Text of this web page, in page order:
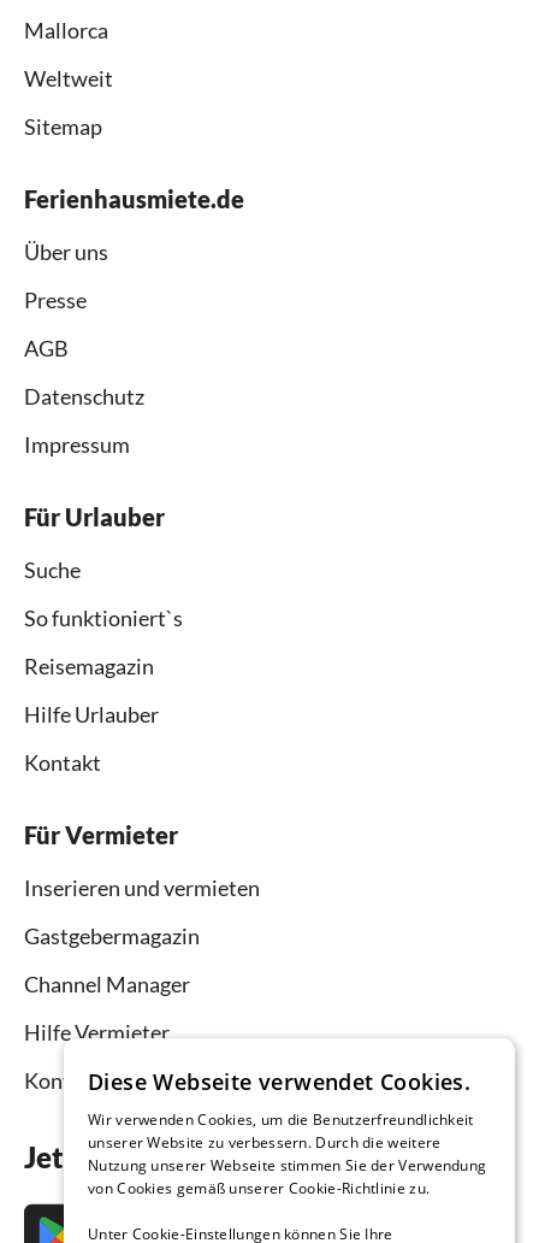
Mallorca
Weltweit
Sitemap
Ferienhausmiete.de
Über uns
Presse
AGB
Datenschutz
Impressum
Für Urlauber
Suche
So funktioniert`s
Reisemagazin
Hilfe Urlauber
Kontakt
Für Vermieter
Inserieren und vermieten
Gastgebermagazin
Channel Manager
Hilfe Vermieter
Kontakt
Jetzt die App downloaden
Diese Webseite verwendet Cookies.
Wir verwenden Cookies, um die Benutzerfreundlichkeit
unserer Website zu verbessern. Durch die weitere
Nutzung unserer Webseite stimmen Sie der Verwendung
von Cookies gemäß unserer Cookie-Richtlinie zu.
Unter Cookie-Einstellungen können Sie Ihre